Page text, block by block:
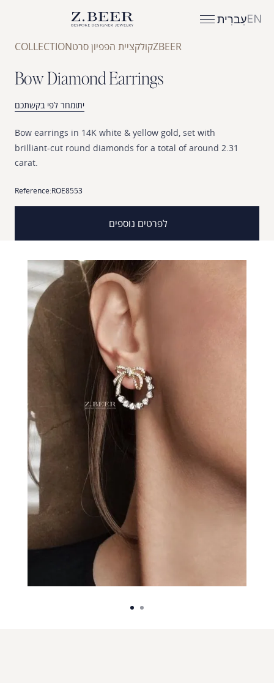
ENעִברִית
ZBEERקולקציית הפפיון סרטCOLLECTION
BowDiamondEarrings
יתומחר לפי בקשתכם
Bow earrings in 14K white & yellow gold, set with
brilliant-cut round diamonds for a total of around 2.31
carat.
Reference:ROE8553
לפרטים נוספים